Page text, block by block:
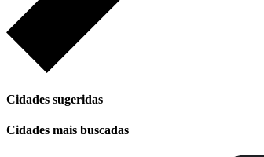
Cidades sugeridas
Cidades mais buscadas